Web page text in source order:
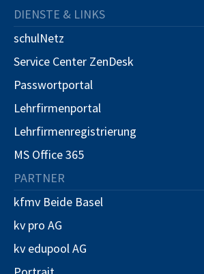
DIENSTE & LINKS
schulNetz
Service Center ZenDesk
Passwortportal
Lehrfirmenportal
Lehrfirmenregistrierung
MS Office 365
PARTNER
kfmv Beide Basel
kv pro AG
kv edupool AG